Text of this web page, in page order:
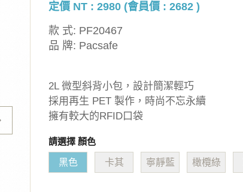
定價 NT : 2980 (會員價 : 2682 )
款 式: PF20467
品 牌: Pacsafe
2L 微型斜背小包，設計簡潔輕巧
採用再生 PET 製作，時尚不忘永續
擁有較大的RFID口袋
請選擇 顏色
黑色 卡其 寧靜藍 橄欖綠